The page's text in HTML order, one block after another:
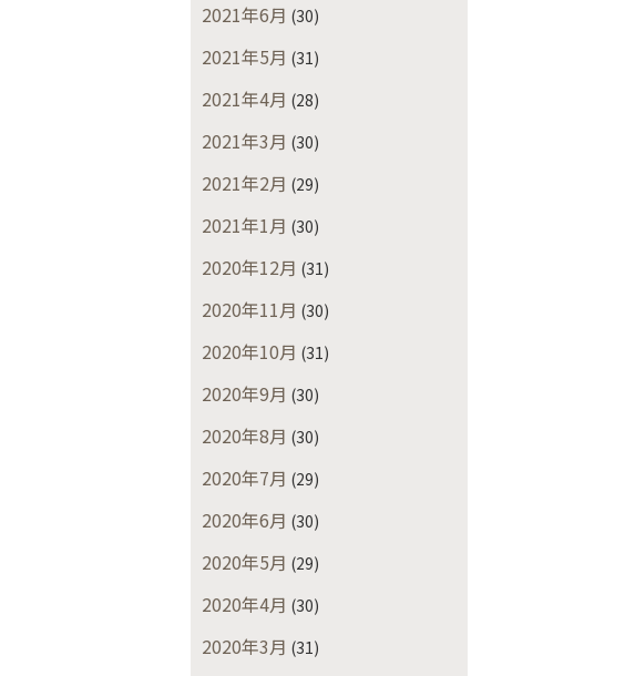
2021年6月 (30)
2021年5月 (31)
2021年4月 (28)
2021年3月 (30)
2021年2月 (29)
2021年1月 (30)
2020年12月 (31)
2020年11月 (30)
2020年10月 (31)
2020年9月 (30)
2020年8月 (30)
2020年7月 (29)
2020年6月 (30)
2020年5月 (29)
2020年4月 (30)
2020年3月 (31)